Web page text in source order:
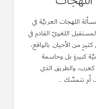
اللهجات العربيَّة في
اللغويّ القادم في
من الأحيان. بالواقع،
كبيرةٍ بل وحاسمة
كعرب، والطريق الذي
أم نتمسَّك …